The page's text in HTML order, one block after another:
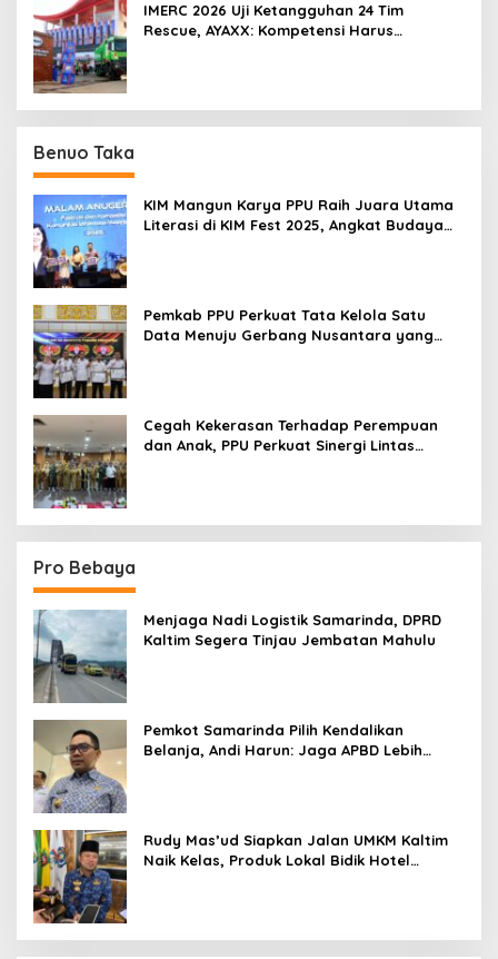
IMERC 2026 Uji Ketangguhan 24 Tim
Rescue, AYAXX: Kompetensi Harus
Benuo Taka
KIM Mangun Karya PPU Raih Juara Utama
Literasi di KIM Fest 2025, Angkat Budaya
Pemkab PPU Perkuat Tata Kelola Satu
Data Menuju Gerbang Nusantara yang
Cegah Kekerasan Terhadap Perempuan
dan Anak, PPU Perkuat Sinergi Lintas
Pro Bebaya
Menjaga Nadi Logistik Samarinda, DPRD
Kaltim Segera Tinjau Jembatan Mahulu
Pemkot Samarinda Pilih Kendalikan
Belanja, Andi Harun: Jaga APBD Lebih
Rudy Mas’ud Siapkan Jalan UMKM Kaltim
Naik Kelas, Produk Lokal Bidik Hotel